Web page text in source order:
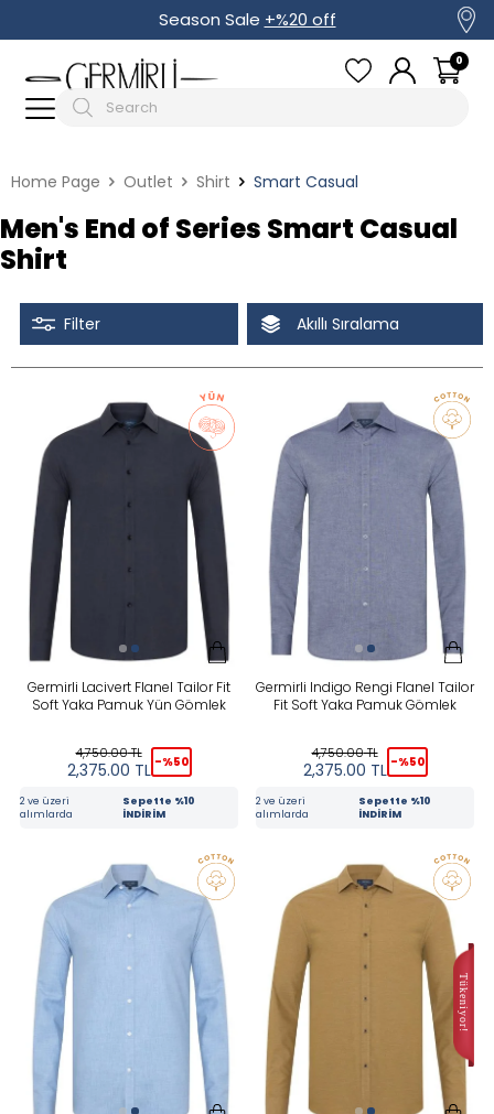
Season Sale +%20 off
0
Home Page Outlet Shirt Smart Casual
Men's End of Series Smart Casual
Shirt
Filter
Tüm Filtreleri Kaldır Filter Selected
Discounted
In Stock
CATEGORIES
COLOR
BRAND
RENK
Lacivert
Pembe
Akıllı Sıralama
Germirli Lacivert Flanel Tailor Fit
Soft Yaka Pamuk Yün Gömlek
4,750.00TL
2,375.00 TL -%50
2 ve üzeri
alımlarda
Sepette %10
İNDİRİM
Germirli Indigo Rengi Flanel Tailor
Fit Soft Yaka Pamuk Gömlek
4,750.00TL
2,375.00 TL -%50
2 ve üzeri
alımlarda
Sepette %10
İNDİRİM